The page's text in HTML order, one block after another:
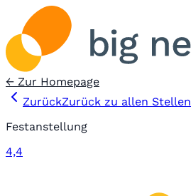
← Zur Homepage
ZurückZurück zu allen Stellen
Festanstellung
4,4